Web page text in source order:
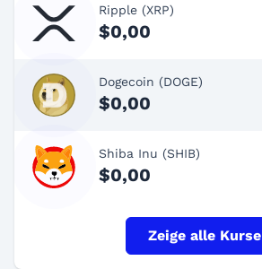
Ripple (XRP)
$0,00
Dogecoin (DOGE)
$0,00
Shiba Inu (SHIB)
$0,00
Zeige alle Kurse